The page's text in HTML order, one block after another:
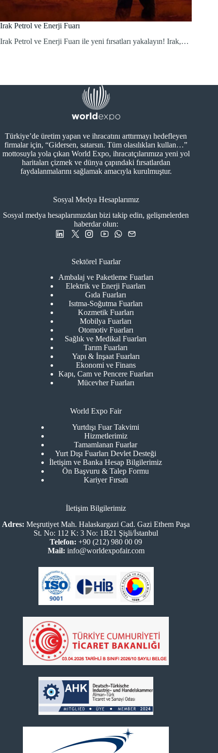
Irak Petrol ve Enerji Fuarı
Irak Petrol ve Enerji Fuarı ile yeni fırsatları yakalayın! Irak,…
Türkiye’de üretim yapan ve ihracatını arttırmayı hedefleyen
firmalar için, “Gidersen, satarsın. Tüm olasılıkları kullan…”
mottosuyla yola çıkan World Expo, ihracatçılarımıza yeni yol
haritaları çizmek ve dünya çapındaki fırsatlardan
faydalanmalarını sağlamak amacıyla kurulmuştur.
Sosyal Medya Hesaplarımız
Sosyal medya hesaplarımızdan bizi takip edin, gelişmelerden
haberdar olun:
Sektörel Fuarlar
Ambalaj ve Paketleme Fuarları
Elektrik ve Enerji Fuarları
Gıda Fuarları
Isıtma-Soğutma Fuarları
Kozmetik Fuarları
Mobilya Fuarları
Otomotiv Fuarları
Sağlık ve Medikal Fuarları
Tarım Fuarları
Yapı & İnşaat Fuarları
Ekonomi ve Finans
Kapı, Cam ve Pencere Fuarları
Mücevher Fuarları
World Expo Fair
Yurtdışı Fuar Takvimi
Hizmetlerimiz
Tamamlanan Fuarlar
Yurt Dışı Fuarları Devlet Desteği
İletişim ve Banka Hesap Bilgilerimiz
Ön Başvuru & Talep Formu
Kariyer Fırsatı
İletişim Bilgilerimiz
Adres: Meşrutiyet Mah. Halaskargazi Cad. Gazi Ethem Paşa
St. No: 112 K: 3 No: 1B21 Şişli/İstanbul
Telefon: +90 (212) 980 00 09
Mail: info@worldexpofair.com